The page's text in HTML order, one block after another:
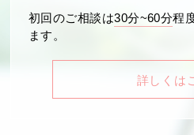
初回のご相談は30分~60分程
ます。
詳しくは